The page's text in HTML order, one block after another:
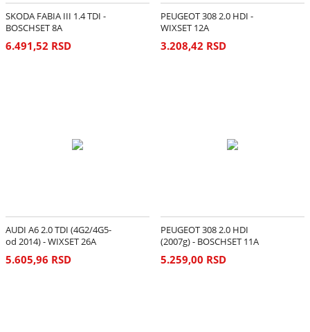
SKODA FABIA III 1.4 TDI -
BOSCHSET 8A
6.491,52 RSD
PEUGEOT 308 2.0 HDI -
WIXSET 12A
3.208,42 RSD
AUDI A6 2.0 TDI (4G2/4G5-
od 2014) - WIXSET 26A
5.605,96 RSD
PEUGEOT 308 2.0 HDI
(2007g) - BOSCHSET 11A
5.259,00 RSD